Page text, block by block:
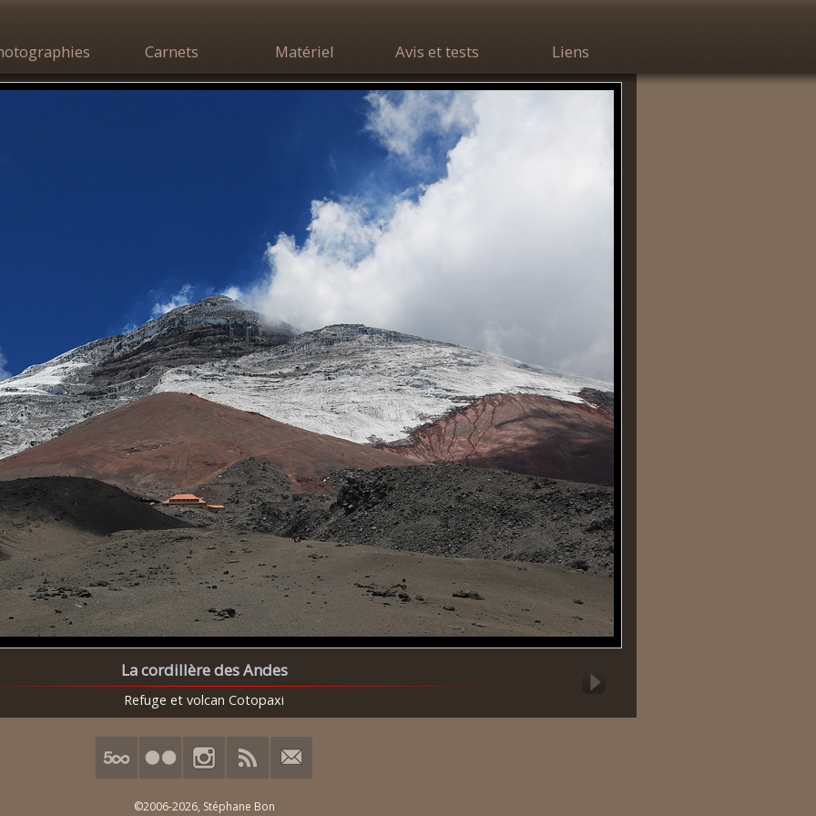
Carnets Matériel Avis et tests Liens
La cordillère des Andes
Refuge et volcan Cotopaxi
©2006-2026, Stéphane Bon